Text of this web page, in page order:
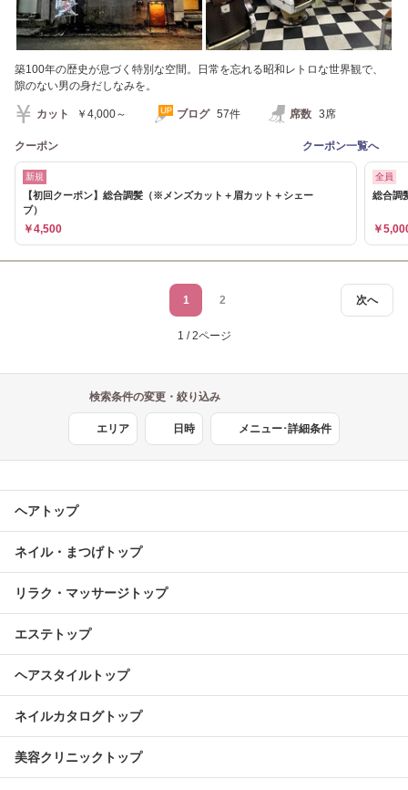
築100年の歴史が息づく特別な空間。日常を忘れる昭和レトロな世界観で、
隙のない男の身だしなみを。
カット ￥4,000～ ブログ 57件 席数 3席
クーポン クーポン一覧へ
新規
【初回クーポン】総合調髪（※メンズカット＋眉カット＋シェー
ブ）
￥4,500
全員
総合調
￥
次へ
1 2
1 / 2ページ
検索条件の変更・絞り込み
エリア 日時 メニュー･詳細条件
ヘアトップ
ネイル・まつげトップ
リラク・マッサージトップ
エステトップ
ヘアスタイルトップ
ネイルカタログトップ
美容クリニックトップ